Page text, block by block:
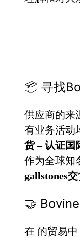
📦 寻找
供应商的来
有业务活动
货 – 认证国
作为全球知
gallstones
🤝
在 的贸易